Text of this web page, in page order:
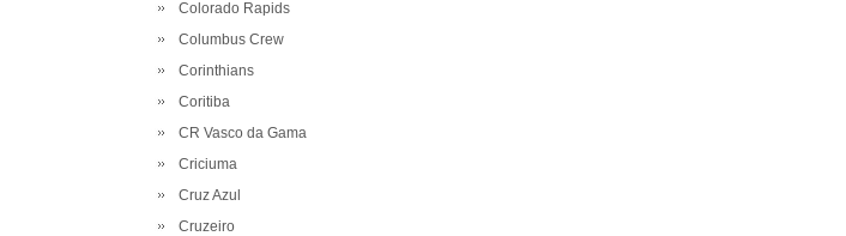
Colorado Rapids
Columbus Crew
Corinthians
Coritiba
CR Vasco da Gama
Criciuma
Cruz Azul
Cruzeiro